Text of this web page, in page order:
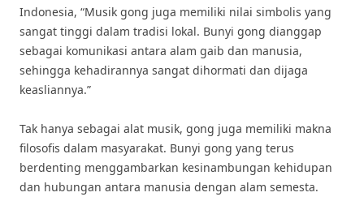
Indonesia, “Musik gong juga memiliki nilai simbolis yang
sangat tinggi dalam tradisi lokal. Bunyi gong dianggap
sebagai komunikasi antara alam gaib dan manusia,
sehingga kehadirannya sangat dihormati dan dijaga
keasliannya.”
Tak hanya sebagai alat musik, gong juga memiliki makna
filosofis dalam masyarakat. Bunyi gong yang terus
berdenting menggambarkan kesinambungan kehidupan
dan hubungan antara manusia dengan alam semesta.